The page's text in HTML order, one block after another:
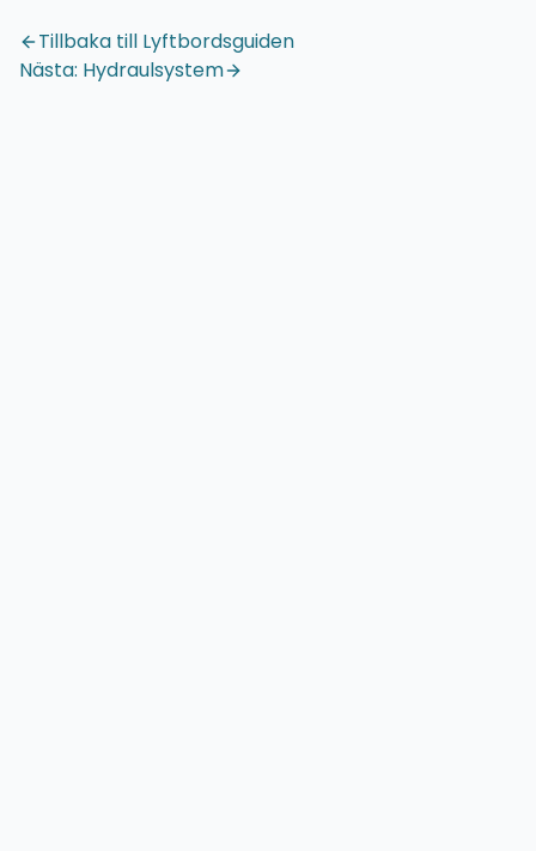
Tillbaka till Lyftbordsguiden
Nästa: Hydraulsystem